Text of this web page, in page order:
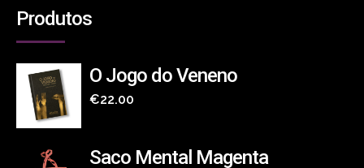
Produtos
O Jogo do Veneno
€22.00
Saco Mental Magenta